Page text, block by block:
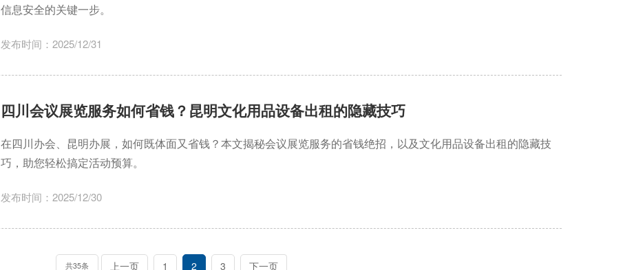
信息安全的关键一步。
发布时间：2025/12/31
四川会议展览服务如何省钱？昆明文化用品设备出租的隐藏技巧
在四川办会、昆明办展，如何既体面又省钱？本文揭秘会议展览服务的省钱绝招，以及文化用品设备出租的隐藏技
巧，助您轻松搞定活动预算。
发布时间：2025/12/30
共35条 上一页 1 2 3 下一页